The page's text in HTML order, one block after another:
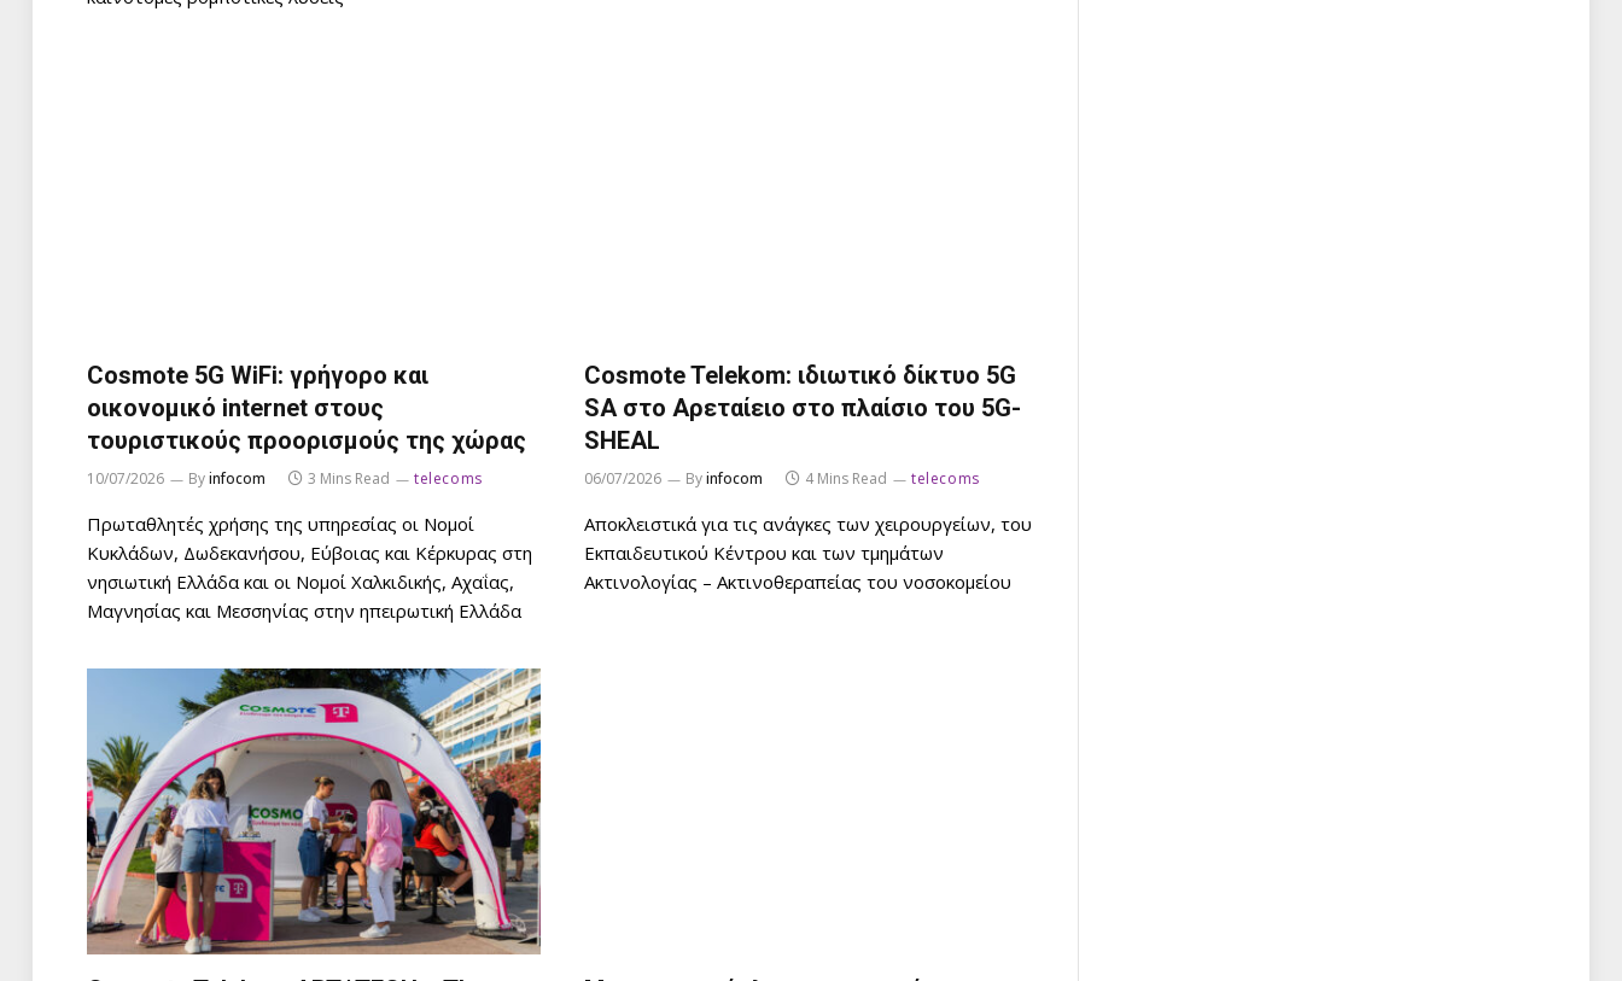
Cosmote 5G WiFi: γρήγορο και
οικονομικό internet στους
τουριστικούς προορισμούς της χώρας
10/07/2026 Byinfocom 3 Mins Read telecoms
Πρωταθλητές χρήσης της υπηρεσίας οι Νομοί
Κυκλάδων, Δωδεκανήσου, Εύβοιας και Κέρκυρας στη
νησιωτική Ελλάδα και οι Νομοί Χαλκιδικής, Αχαΐας,
Μαγνησίας και Μεσσηνίας στην ηπειρωτική Ελλάδα
Cosmote Telekom: ιδιωτικό δίκτυο 5G
SA στο Αρεταίειο στο πλαίσιο του 5G-
SHEAL
06/07/2026 Byinfocom 4 Mins Read telecoms
Αποκλειστικά για τις ανάγκες των χειρουργείων, του
Εκπαιδευτικού Κέντρου και των τμημάτων
Ακτινολογίας – Ακτινοθεραπείας του νοσοκομείου